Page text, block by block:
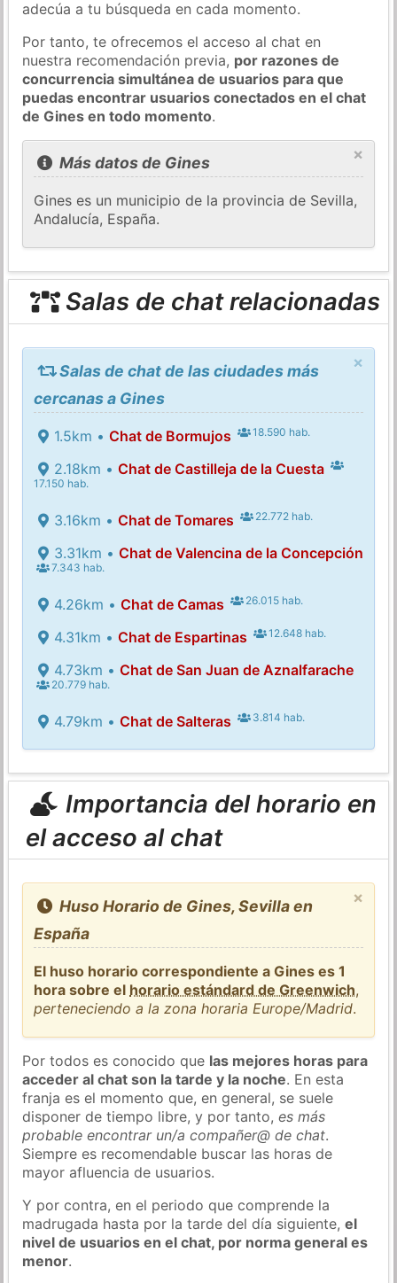
adecúa a tu búsqueda en cada momento.
Por tanto, te ofrecemos el acceso al chat en
nuestra recomendación previa, por razones de
concurrencia simultánea de usuarios para que
puedas encontrar usuarios conectados en el chat
de Gines en todo momento.
×
Más datos de Gines
Gines es un municipio de la provincia de Sevilla,
Andalucía, España.
Salas de chat relacionadas
×
Salas de chat de las ciudades más
cercanas a Gines
1.5km • Chat de Bormujos 18.590 hab.
2.18km • Chat de Castilleja de la Cuesta
17.150 hab.
3.16km • Chat de Tomares 22.772 hab.
3.31km • Chat de Valencina de la Concepción
7.343 hab.
4.26km • Chat de Camas 26.015 hab.
4.31km • Chat de Espartinas 12.648 hab.
4.73km • Chat de San Juan de Aznalfarache
20.779 hab.
4.79km • Chat de Salteras 3.814 hab.
Importancia del horario en
el acceso al chat
×
Huso Horario de Gines, Sevilla en
España
El huso horario correspondiente a Gines es 1
hora sobre el horario estándard de Greenwich,
perteneciendo a la zona horaria Europe/Madrid.
Por todos es conocido que las mejores horas para
acceder al chat son la tarde y la noche. En esta
franja es el momento que, en general, se suele
disponer de tiempo libre, y por tanto,es más
probable encontrar un/a compañer@ de chat.
Siempre es recomendable buscar las horas de
mayor afluencia de usuarios.
Y por contra, en el periodo que comprende la
madrugada hasta por la tarde del día siguiente,el
nivel de usuarios en el chat, por norma general es
menor.